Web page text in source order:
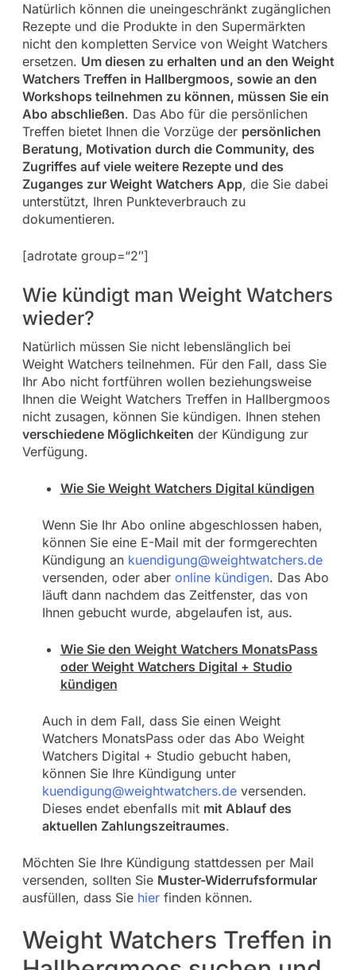
Natürlich können die uneingeschränkt zugänglichen
Rezepte und die Produkte in den Supermärkten
nicht den kompletten Service von Weight Watchers
ersetzen. Um diesen zu erhalten und an den Weight
Watchers Treffen in Hallbergmoos, sowie an den
Workshops teilnehmen zu können, müssen Sie ein
Abo abschließen. Das Abo für die persönlichen
Treffen bietet Ihnen die Vorzüge der persönlichen
Beratung, Motivation durch die Community, des
Zugriffes auf viele weitere Rezepte und des
Zuganges zur Weight Watchers App, die Sie dabei
unterstützt, Ihren Punkteverbrauch zu
dokumentieren.
[adrotate group=“2″]
Wie kündigt man Weight Watchers
wieder?
Natürlich müssen Sie nicht lebenslänglich bei
Weight Watchers teilnehmen. Für den Fall, dass Sie
Ihr Abo nicht fortführen wollen beziehungsweise
Ihnen die Weight Watchers Treffen in Hallbergmoos
nicht zusagen, können Sie kündigen. Ihnen stehen
verschiedene Möglichkeiten der Kündigung zur
Verfügung.
Wie Sie Weight Watchers Digital kündigen
Wenn Sie Ihr Abo online abgeschlossen haben,
können Sie eine E-Mail mit der formgerechten
Kündigung an kuendigung@weightwatchers.de
versenden, oder aber online kündigen. Das Abo
läuft dann nachdem das Zeitfenster, das von
Ihnen gebucht wurde, abgelaufen ist, aus.
Wie Sie den Weight Watchers MonatsPass
oder Weight Watchers Digital + Studio
kündigen
Auch in dem Fall, dass Sie einen Weight
Watchers MonatsPass oder das Abo Weight
Watchers Digital + Studio gebucht haben,
können Sie Ihre Kündigung unter
kuendigung@weightwatchers.deversenden.
Dieses endet ebenfalls mit mit Ablauf des
aktuellen Zahlungszeitraumes.
Möchten Sie Ihre Kündigung stattdessen per Mail
versenden, sollten Sie Muster-Widerrufsformular
ausfüllen, dass Sie hierfinden können.
Weight Watchers Treffen in